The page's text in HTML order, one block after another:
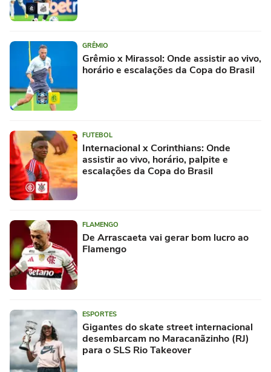
GRÊMIO
Grêmio x Mirassol: Onde assistir ao vivo,
horário e escalações da Copa do Brasil
FUTEBOL
Internacional x Corinthians: Onde
assistir ao vivo, horário, palpite e
escalações da Copa do Brasil
FLAMENGO
De Arrascaeta vai gerar bom lucro ao
Flamengo
ESPORTES
Gigantes do skate street internacional
desembarcam no Maracanãzinho (RJ)
para o SLS Rio Takeover